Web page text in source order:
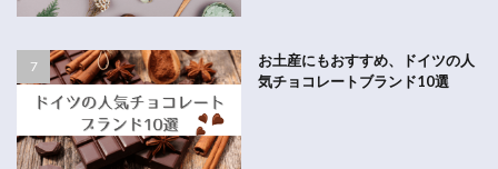
お土産にもおすすめ、ドイツの人
気チョコレートブランド10選